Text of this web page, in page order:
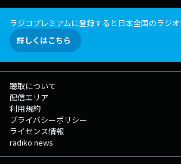
ラジコプレミアムに登録すると日本全国のラジ
詳しくはこちら
聴取について
配信エリア
利用規約
プライバシーポリシー
ライセンス情報
radiko news